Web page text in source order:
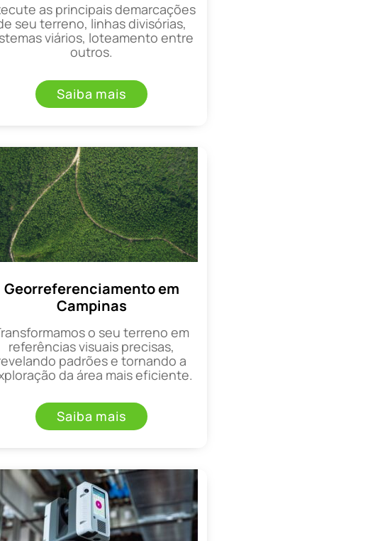
as principais demarcações
seu terreno, linhas divisórias,
viários, loteamento entre
outros.
Saiba mais
Georreferenciamento em
Campinas
o seu terreno em
referências visuais precisas,
padrões e tornando a
da área mais eficiente.
Saiba mais